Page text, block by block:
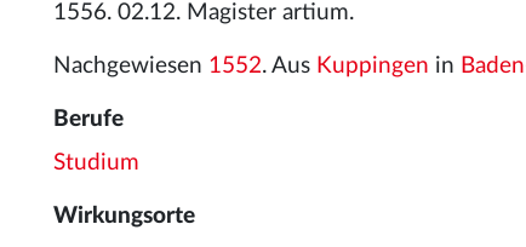
1556. 02.12. Magister artium.
Nachgewiesen 1552. Aus Kuppingen in
Berufe
Studium
Wirkungsorte